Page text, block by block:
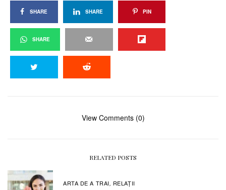
SHARE SHARE PIN
SHARE
View Comments (0)
RELATED POSTS
ARTA DE A TRAI, RELAŢII